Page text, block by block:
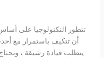
تتطور التكنولوجيا على
أن تتكيف باستمرار مع
يتطلب قيادة رشيقة ،